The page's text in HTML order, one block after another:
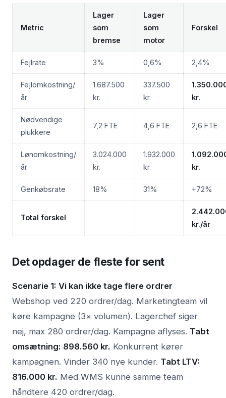
Metric
Lager
som
bremse
Lager
som
motor
Forskel
Fejlrate 3% 0,6% 2,4%
Fejlomkostning/
år
1.687.500
kr.
337.500
kr.
kr.
Nødvendige
plukkere
7,2 FTE 4,6 FTE 2,6 FTE
Lønomkostning/
år
3.024.000
kr.
1.932.000
kr.
kr.
Genkøbsrate 18% 31% +72%
Total forskel
kr./år
Det opdager de fleste for sent
Scenarie 1: Vi kan ikke tage flere ordrer
Webshop ved 220 ordrer/dag. Marketingteam vil
køre kampagne (3× volumen). Lagerchef siger
nej, max 280 ordrer/dag. Kampagne aflyses. Tabt
omsætning: 898.560 kr. Konkurrent kører
kampagnen. Vinder 340 nye kunder. Tabt LTV:
816.000 kr. Med WMS kunne samme team
håndtere 420 ordrer/dag.